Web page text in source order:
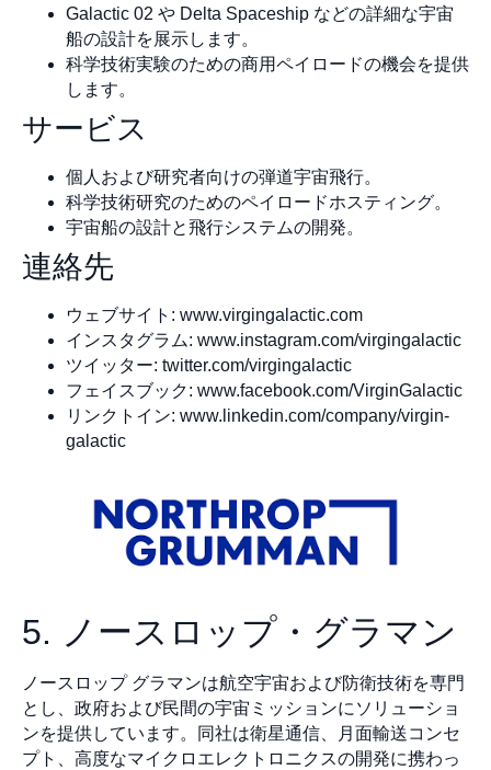
Galactic 02 や Delta Spaceship などの詳細な宇宙
船の設計を展示します。
科学技術実験のための商用ペイロードの機会を提供
します。
サービス
個人および研究者向けの弾道宇宙飛行。
科学技術研究のためのペイロードホスティング。
宇宙船の設計と飛行システムの開発。
連絡先
ウェブサイト: www.virgingalactic.com
インスタグラム: www.instagram.com/virgingalactic
ツイッター: twitter.com/virgingalactic
フェイスブック: www.facebook.com/VirginGalactic
リンクトイン: www.linkedin.com/company/virgin-
galactic
5. ノースロップ・グラマン
ノースロップ グラマンは航空宇宙および防衛技術を専門
とし、政府および民間の宇宙ミッションにソリューショ
ンを提供しています。同社は衛星通信、月面輸送コンセ
プト、高度なマイクロエレクトロニクスの開発に携わっ